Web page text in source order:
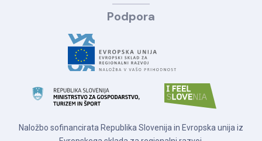
Podpora
Naložbo sofinancirata Republika Slovenija in Evropska unija iz